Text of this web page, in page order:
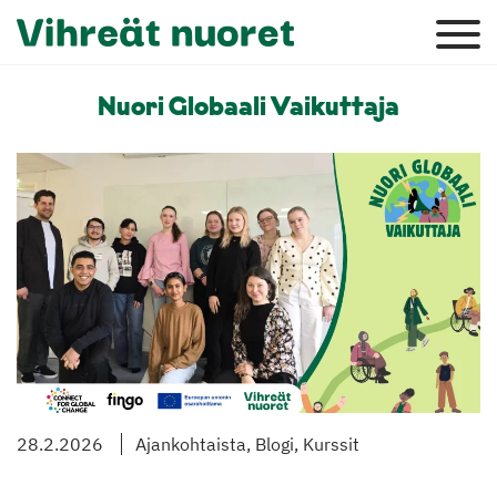
Nuori Globaali Vaikuttaja
28.2.2026 Ajankohtaista, Blogi, Kurssit